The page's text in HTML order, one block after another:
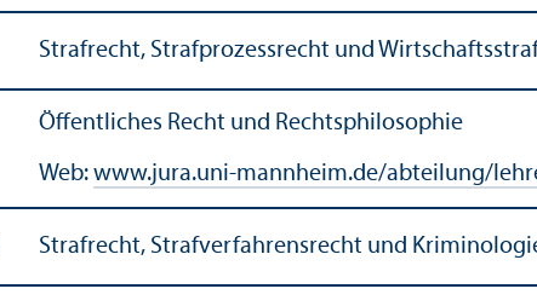
Strafrecht, Strafprozess­recht und
Öffentliches Recht und Rechts­philosophie
Web: www.jura.uni-mannheim.de/abteilung/
Strafrecht, Straf­verfahrensrecht und